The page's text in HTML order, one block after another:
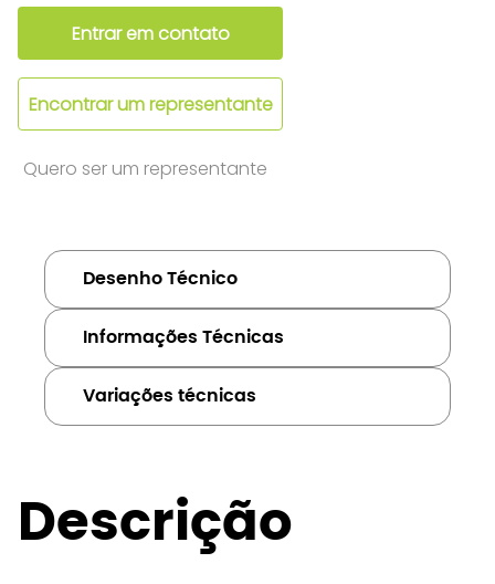
Entrar em contato
Encontrar um representante
Quero ser um representante
Desenho Técnico
Informações Técnicas
Variações técnicas
Descrição